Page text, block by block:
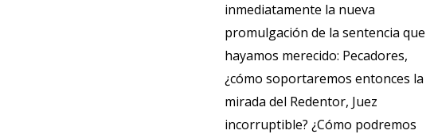
inmediatamente la nueva
promulgación de la sentencia que
hayamos merecido: Pecadores,
¿cómo soportaremos entonces la
mirada del Redentor, Juez
incorruptible? ¿Cómo podremos